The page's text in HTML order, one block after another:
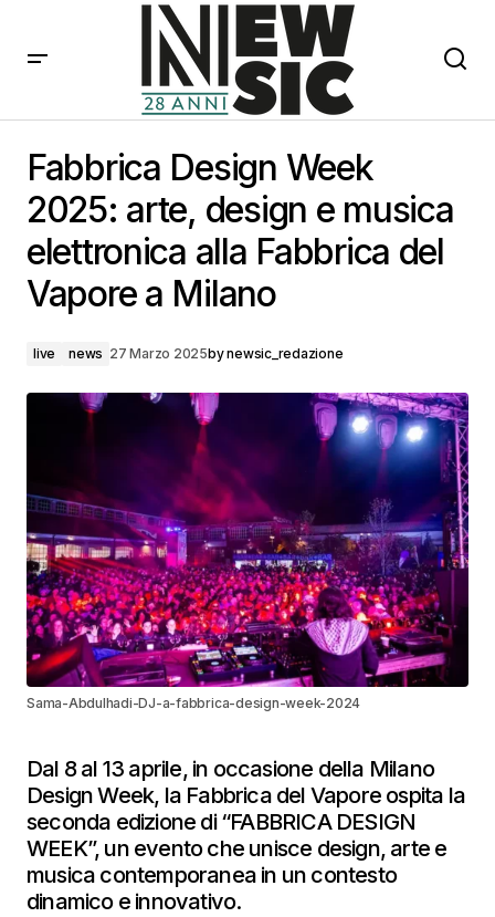
elettronica alla Fabbrica del Vapore a Milano
Fabbrica Design Week
2025: arte, design e musica
elettronica alla Fabbrica del
Vapore a Milano
live news 27 Marzo 2025bynewsic_redazione
Sama-Abdulhadi-DJ-a-fabbrica-design-week-2024
Dal 8 al 13 aprile, in occasione della Milano
Design Week, la Fabbrica del Vapore ospita la
seconda edizione di “FABBRICA DESIGN
WEEK”, un evento che unisce design, arte e
musica contemporanea in un contesto
dinamico e innovativo.